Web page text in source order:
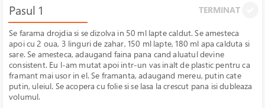
Pasul 1 TERMINAT
Se farama drojdia si se dizolva in 50 ml lapte caldut. Se amesteca
apoi cu 2 oua, 3 linguri de zahar, 150 ml lapte, 180 ml apa calduta si
sare. Se amesteca, adaugand faina pana cand aluatul devine
consistent. Eu l-am mutat apoi intr-un vas inalt de plastic pentru ca
framant mai usor in el. Se framanta, adaugand mereu, putin cate
putin, uleiul. Se acopera cu folie si se lasa la crescut pana isi dubleaza
volumul.